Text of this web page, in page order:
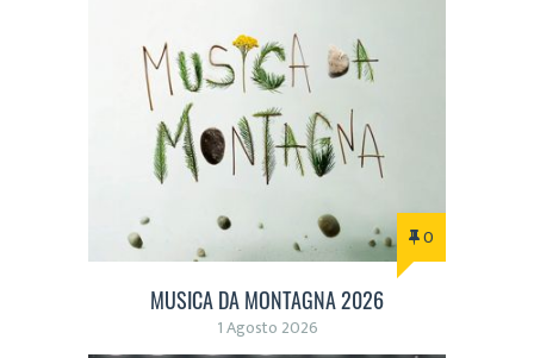
0
MUSICA DA MONTAGNA 2026
1 Agosto 2026